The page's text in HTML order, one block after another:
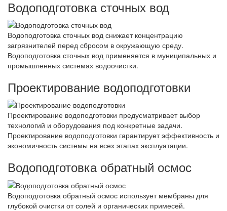
Водоподготовка сточных вод
Водоподготовка сточных вод снижает концентрацию
загрязнителей перед сбросом в окружающую среду.
Водоподготовка сточных вод применяется в муниципальных и
промышленных системах водоочистки.
Проектирование водоподготовки
Проектирование водоподготовки предусматривает выбор
технологий и оборудования под конкретные задачи.
Проектирование водоподготовки гарантирует эффективность и
экономичность системы на всех этапах эксплуатации.
Водоподготовка обратный осмос
Водоподготовка обратный осмос использует мембраны для
глубокой очистки от солей и органических примесей.